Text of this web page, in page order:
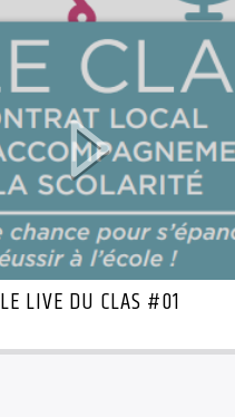
LE LIVE DU CLAS #01